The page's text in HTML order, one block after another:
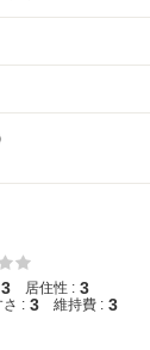
3 居住性 : 3
さ : 3 維持費 : 3